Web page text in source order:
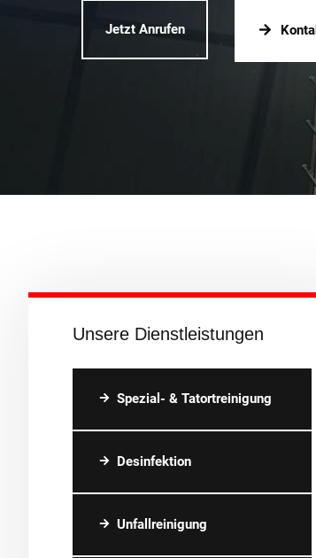
Jetzt Anrufen
Unsere Dienstleistungen
Spezial- & Tatortreinigung
Desinfektion
Unfallreinigung